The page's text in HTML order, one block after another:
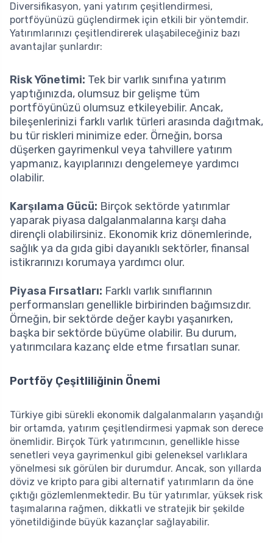
Diversifikasyon, yani yatırım çeşitlendirmesi,
portföyünüzü güçlendirmek için etkili bir yöntemdir.
Yatırımlarınızı çeşitlendirerek ulaşabileceğiniz bazı
avantajlar şunlardır:
Risk Yönetimi: Tek bir varlık sınıfına yatırım
yaptığınızda, olumsuz bir gelişme tüm
portföyünüzü olumsuz etkileyebilir. Ancak,
bileşenlerinizi farklı varlık türleri arasında dağıtmak,
bu tür riskleri minimize eder. Örneğin, borsa
düşerken gayrimenkul veya tahvillere yatırım
yapmanız, kayıplarınızı dengelemeye yardımcı
olabilir.
Karşılama Gücü: Birçok sektörde yatırımlar
yaparak piyasa dalgalanmalarına karşı daha
dirençli olabilirsiniz. Ekonomik kriz dönemlerinde,
sağlık ya da gıda gibi dayanıklı sektörler, finansal
istikrarınızı korumaya yardımcı olur.
Piyasa Fırsatları: Farklı varlık sınıflarının
performansları genellikle birbirinden bağımsızdır.
Örneğin, bir sektörde değer kaybı yaşanırken,
başka bir sektörde büyüme olabilir. Bu durum,
yatırımcılara kazanç elde etme fırsatları sunar.
Portföy Çeşitliliğinin Önemi
Türkiye gibi sürekli ekonomik dalgalanmaların yaşandığı
bir ortamda, yatırım çeşitlendirmesi yapmak son derece
önemlidir. Birçok Türk yatırımcının, genellikle hisse
senetleri veya gayrimenkul gibi geleneksel varlıklara
yönelmesi sık görülen bir durumdur. Ancak, son yıllarda
döviz ve kripto para gibi alternatif yatırımların da öne
çıktığı gözlemlenmektedir. Bu tür yatırımlar, yüksek risk
taşımalarına rağmen, dikkatli ve stratejik bir şekilde
yönetildiğinde büyük kazançlar sağlayabilir.